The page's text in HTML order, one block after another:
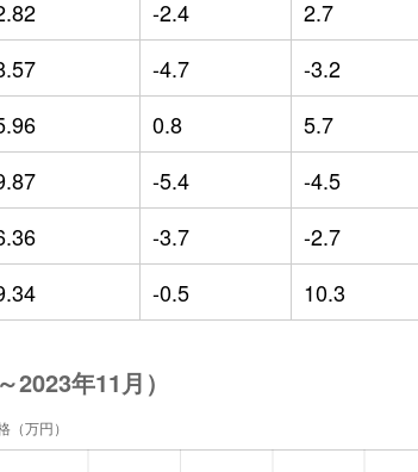
-2.4 2.7
-4.7 -3.2
0.8 5.7
-5.4 -4.5
-3.7 -2.7
-0.5 10.3